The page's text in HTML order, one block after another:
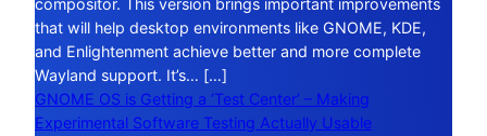
compositor. This version brings important improvements
that will help desktop environments like GNOME, KDE,
and Enlightenment achieve better and more complete
Wayland support. It’s… […]
GNOME OS is Getting a ‘Test Center’ – Making
Experimental Software Testing Actually Usable